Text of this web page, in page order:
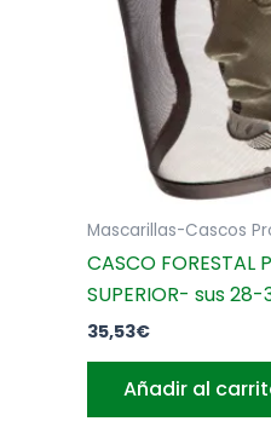
Mascarillas-Cascos
CASCO FORESTAL
SUPERIOR- sus 28-
35,53€
Añadir al